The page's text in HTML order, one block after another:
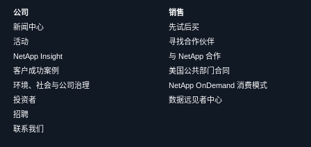
公司
新闻中心
活动
NetApp Insight
客户成功案例
环境、社会与公司治理
投资者
招聘
联系我们
销售
先试后买
寻找合作伙伴
与 NetApp 合作
美国公共部门合同
NetApp OnDemand 消费模式
数据远见者中心